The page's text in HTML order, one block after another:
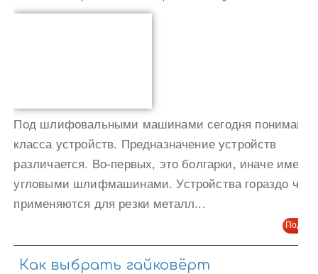
Под шлифовальными машинами сегодня понимают
класса устройств. Предназначение устройств
различается. Во-первых, это болгарки, иначе
угловыми шлифмашинами. Устройства гораздо
применяются для резки металл...
Как выбрать гайковёрт